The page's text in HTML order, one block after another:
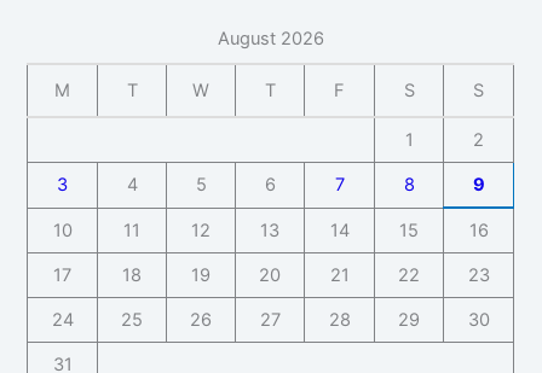
August 2026
M T W T F S S
1 2
3 4 5 6 7 8 9
10 11 12 13 14 15 16
17 18 19 20 21 22 23
24 25 26 27 28 29 30
31